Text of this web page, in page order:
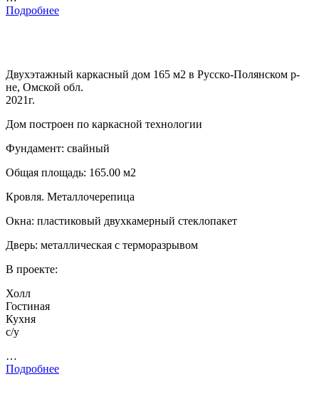
Подробнее
Двухэтажный каркасный дом 165 м2 в Русско-Полянском р-
не, Омской обл.
2021г.
Дом построен по каркасной технологии
Фундамент: свайный
Общая площадь: 165.00 м2
Кровля. Металлочерепица
Окна: пластиковый двухкамерный стеклопакет
Дверь: металлическая с терморазрывом
В проекте:
Холл
Гостиная
Кухня
с/у
…
Подробнее